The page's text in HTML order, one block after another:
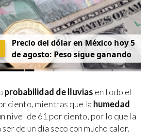
Precio del dólar en México hoy 5
de agosto: Peso sigue ganando
probabilidad de lluvias en todo el
ciento, mientras que la humedad
nivel de 61 por ciento, por lo que la
de un día seco con mucho calor.